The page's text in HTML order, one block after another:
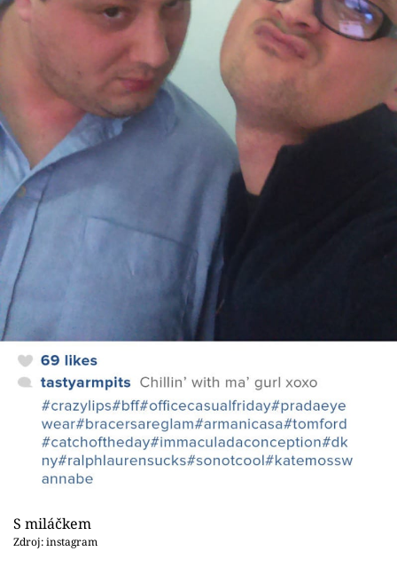
S miláčkem
Zdroj: instagram